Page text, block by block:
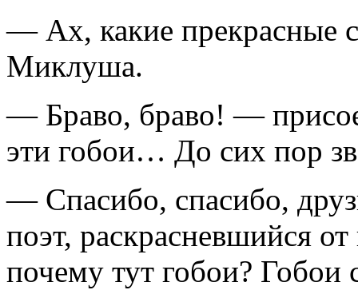
— Ах, какие прекрасные
Миклуша.
— Браво, браво! —
эти гобои… До сих пор
— Спасибо, спасибо,
поэт, раскрасневшийся
почему тут гобои?